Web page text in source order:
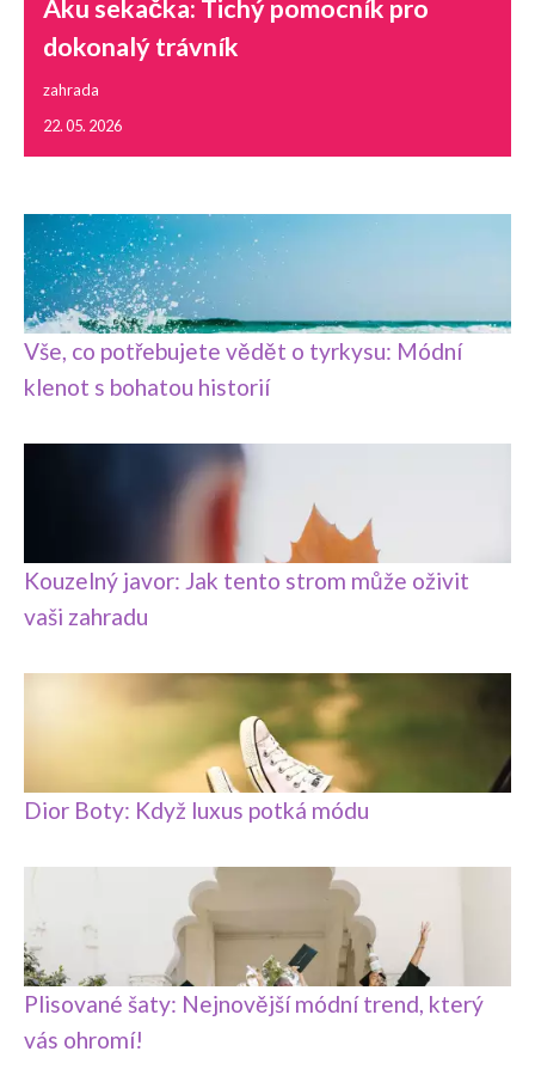
Aku sekačka: Tichý pomocník pro
dokonalý trávník
zahrada
22. 05. 2026
Vše, co potřebujete vědět o tyrkysu: Módní
klenot s bohatou historií
Kouzelný javor: Jak tento strom může oživit
vaši zahradu
Dior Boty: Když luxus potká módu
Plisované šaty: Nejnovější módní trend, který
vás ohromí!